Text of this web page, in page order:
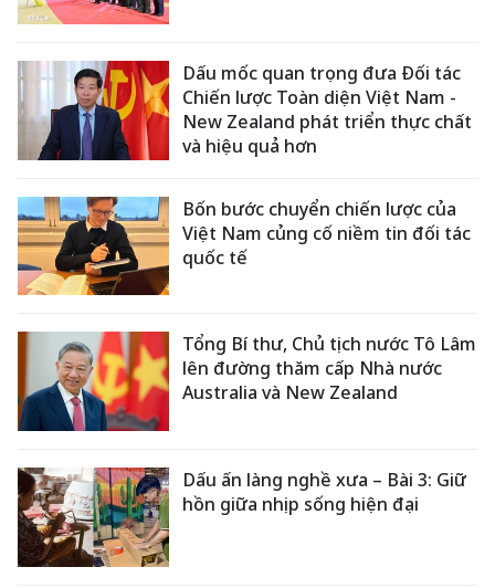
Dấu mốc quan trọng đưa Đối tác
Chiến lược Toàn diện Việt Nam -
New Zealand phát triển thực chất
và hiệu quả hơn
Bốn bước chuyển chiến lược của
Việt Nam củng cố niềm tin đối tác
quốc tế
Tổng Bí thư, Chủ tịch nước Tô Lâm
lên đường thăm cấp Nhà nước
Australia và New Zealand
Dấu ấn làng nghề xưa – Bài 3: Giữ
hồn giữa nhịp sống hiện đại